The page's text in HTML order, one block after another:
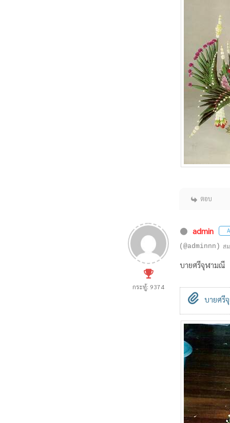
ตอบ
กระทู้: 9374
admin
(@adminnn) ส
บายศรีจุฬามณี
บายศรี